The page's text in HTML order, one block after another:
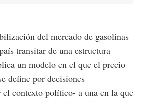
del mercado de gasolinas
transitar de una estructura
un modelo en el que el precio
define por decisiones
contexto político- a una en la que